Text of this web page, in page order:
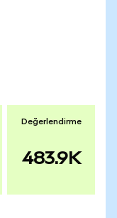
Değerlendirme
483.9K